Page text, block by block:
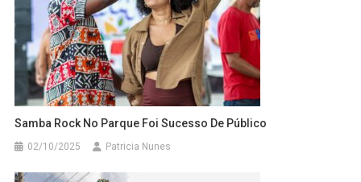
Samba Rock No Parque Foi Sucesso De Público
02/10/2025 Patricia Nunes